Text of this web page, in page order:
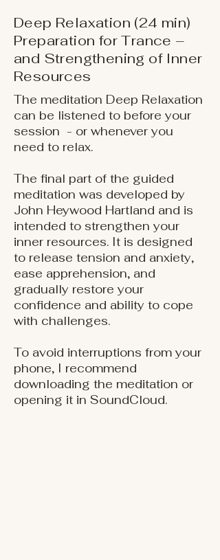
Deep Relaxation (24 min)
Preparation for Trance –
and Strengthening of Inner
Resources
The meditation Deep Relaxation
can be listened to before your
session - or whenever you
need to relax.
The final part of the guided
meditation was developed by
John Heywood Hartland and is
intended to strengthen your
inner resources. It is designed
to release tension and anxiety,
ease apprehension, and
gradually restore your
confidence and ability to cope
with challenges.
To avoid interruptions from your
phone, I recommend
downloading the meditation or
opening it in SoundCloud.